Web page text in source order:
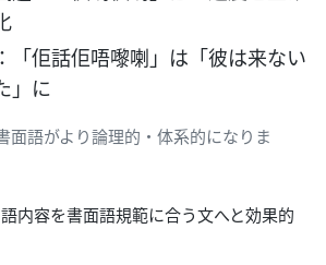
：「佢話佢唔嚟喇」は「彼は来ない
」に
面語がより論理的・体系的になりま
内容を書面語規範に合う文へと効果的